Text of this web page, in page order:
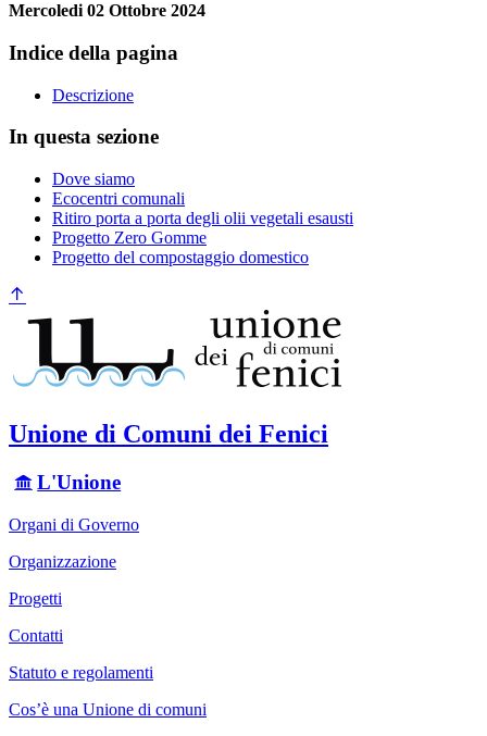
Mercoledi 02 Ottobre 2024
Indice della pagina
Descrizione
In questa sezione
Dove siamo
Ecocentri comunali
Ritiro porta a porta degli olii vegetali esausti
Progetto Zero Gomme
Progetto del compostaggio domestico
Unione di Comuni dei Fenici
L'Unione
Organi di Governo
Organizzazione
Progetti
Contatti
Statuto e regolamenti
Cos’è una Unione di comuni